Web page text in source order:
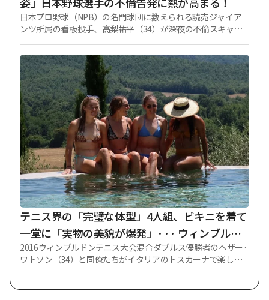
日本プロ野球（NPB）の名門球団に数えられる読売ジャイア
ンツ所属の看板投手、高梨祐平（34）が深夜の不倫スキャン
「フライデーデジタル」は8日「高梨が東京銀座に位置した水
タバコバーで美貌の女性と密会を楽しんだ後、近隣ホテルに
移動した現場を捉えた」と単独報道した。 この報道による
と、事件は7月中旬のある週末の夜に発生した。 東京ドームで
行われた中日ドラゴンズとの試合が終わった後の午後9時30分
頃、高梨は車に乗って銀座のあるビルの前に降りた。 この
日、高梨は登板しなかったが、巨人の勝利で気分が良さそう
で、軽い足取りで建物内に向かった。 当時、彼の左手の薬指
には結婚指輪が鮮明に輝いていたという。 高梨市は2022年に
結婚を発表している。 バーで約5時間を過ごした高梨は、午前
2時30分頃、一行の男性4人を送った後、再びバーの中に入っ
た。 続いて1時間後の午前3時30分ごろ、ロングドレス姿の女
性と一緒に建物を出た。 記事は「高梨が女性の手を握ったり
荷物を持ってあげようとするかのように何度も左手を差し出
した 収穫を繰り返し、終始浮き立った様子を
テニス界の「完璧な体型」4人組、ビキニを着て
一堂に「実物の美貌が爆発」··· ウィンブルド
ン優勝者ワトソン「人生ショットを残してくれ
た親友に感謝」
2016ウィンブルドンテニス大会混合ダブルス優勝者のヘザー·
ワトソン（34）と同僚たちがイタリアのトスカーナで楽しん